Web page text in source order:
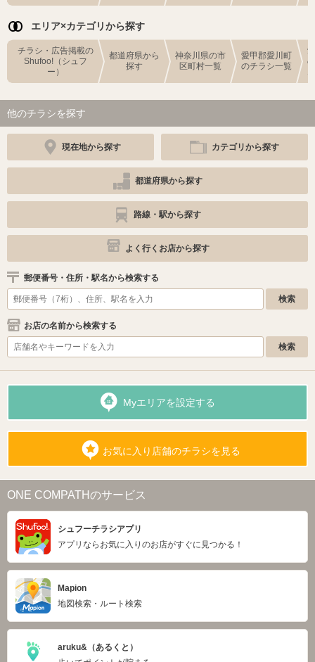
エリア×カテゴリから探す
チラシ・広告掲載の
Shufoo!（シュフ
ー）
都道府県から
探す
神奈川県の市
区町村一覧
愛甲郡愛川町
のチラシ一覧
他のチラシを探す
現在地から探す カテゴリから探す
都道府県から探す
路線・駅から探す
よく行くお店から探す
郵便番号・住所・駅名から検索する
お店の名前から検索する
Myエリアを設定する
お気に入り店舗のチラシを見る
ONE COMPATHのサービス
シュフーチラシアプリ
アプリならお気に入りのお店がすぐに見つかる！
Mapion
地図検索・ルート検索
aruku&（あるくと）